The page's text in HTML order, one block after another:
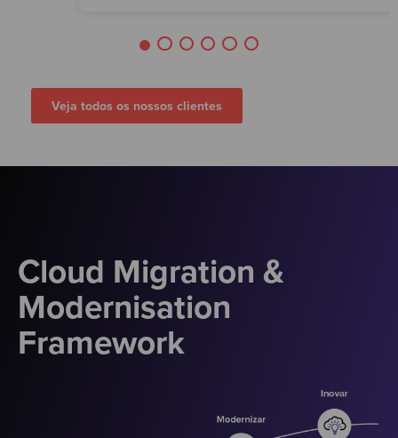
Veja todos os nossos clientes
Cloud Migration &
Modernisation
Framework